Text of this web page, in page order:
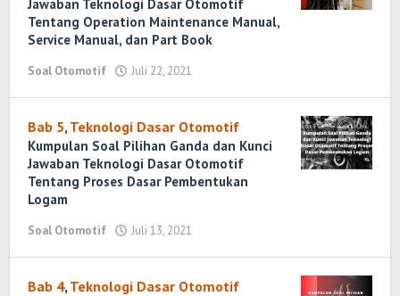
Jawaban Teknologi Dasar Otomotif
Tentang Operation Maintenance Manual,
Service Manual, dan Part Book
Soal Otomotif Juli 22, 2021
Bab 5, Teknologi Dasar Otomotif
Kumpulan Soal Pilihan Ganda dan Kunci
Jawaban Teknologi Dasar Otomotif
Tentang Proses Dasar Pembentukan
Logam
Soal Otomotif Juli 13, 2021
Bab 4, Teknologi Dasar Otomotif